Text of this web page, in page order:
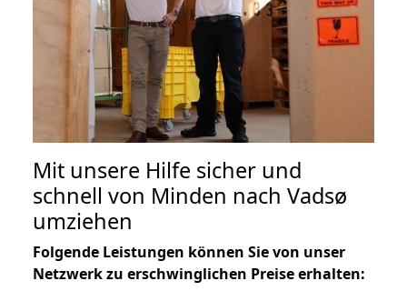
Mit unsere Hilfe sicher und
schnell von Minden nach Vadsø
umziehen
Folgende Leistungen können Sie von unser
Netzwerk zu erschwinglichen Preise erhalten: